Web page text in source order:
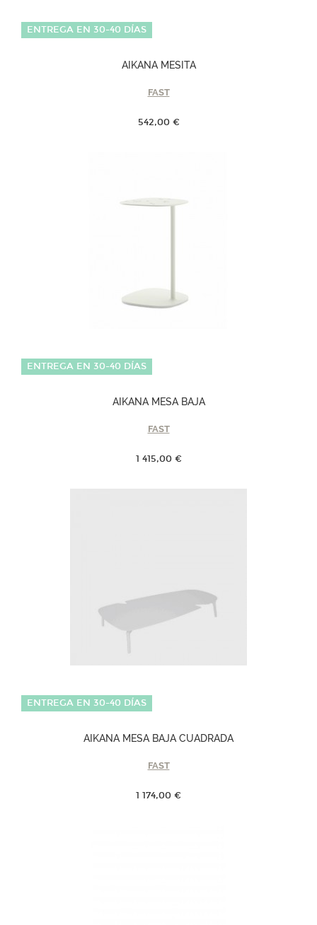
ENTREGA EN 30-40 DÍAS
AIKANA MESITA
FAST
542,00 €
ENTREGA EN 30-40 DÍAS
AIKANA MESA BAJA
FAST
1 415,00 €
ENTREGA EN 30-40 DÍAS
AIKANA MESA BAJA CUADRADA
FAST
1 174,00 €